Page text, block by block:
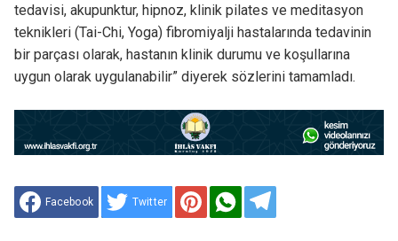
tedavisi, akupunktur, hipnoz, klinik pilates ve meditasyon
teknikleri (Tai-Chi, Yoga) fibromiyalji hastalarında tedavinin
bir parçası olarak, hastanın klinik durumu ve koşullarına
uygun olarak uygulanabilir” diyerek sözlerini tamamladı.
Facebook Twitter